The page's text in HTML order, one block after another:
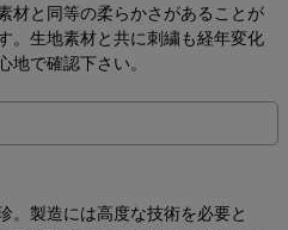
材と同等の柔らかさがあることが
。生地素材と共に刺繍も経年変化
地で確認下さい。
。製造には高度な技術を必要と